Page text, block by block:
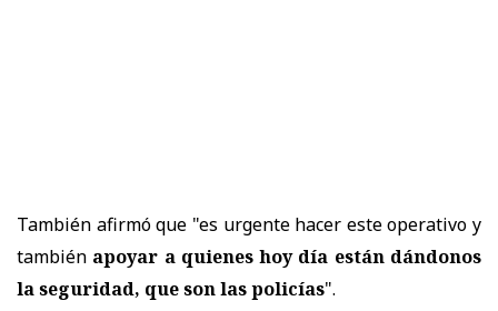
También afirmó que "es urgente hacer este operativo y
también apoyar a quienes hoy día están dándonos
la seguridad, que son las policías".